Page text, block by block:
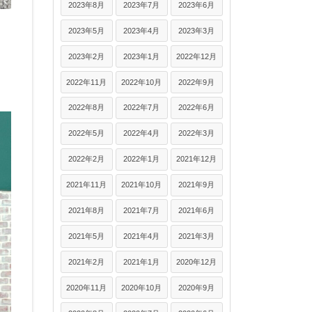
2023年8月 2023年7月 2023年6月
2023年5月 2023年4月 2023年3月
2023年2月 2023年1月 2022年12月
2022年11月 2022年10月 2022年9月
2022年8月 2022年7月 2022年6月
2022年5月 2022年4月 2022年3月
2022年2月 2022年1月 2021年12月
2021年11月 2021年10月 2021年9月
2021年8月 2021年7月 2021年6月
2021年5月 2021年4月 2021年3月
2021年2月 2021年1月 2020年12月
2020年11月 2020年10月 2020年9月